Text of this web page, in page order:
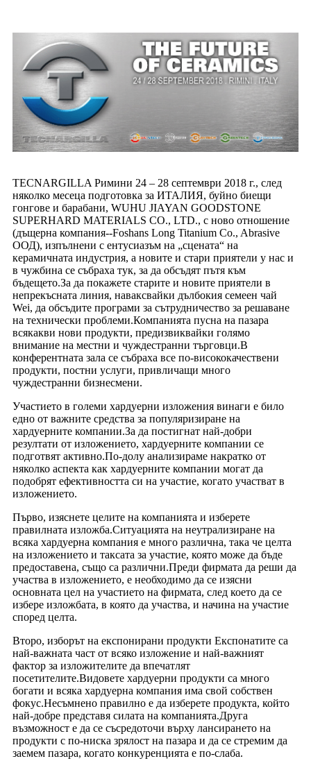
TECNARGILLA Римини 24 – 28 септември 2018 г., след
няколко месеца подготовка за ИТАЛИЯ, буйно биещи
гонгове и барабани, WUHU JIAYAN GOODSTONE
SUPERHARD MATERIALS CO., LTD., с ново отношение
(дъщерна компания--Foshans Long Titanium Co., Abrasive
ООД), изпълнени с ентусиазъм на „сцената“ на
керамичната индустрия, а новите и стари приятели у нас и
в чужбина се събраха тук, за да обсъдят пътя към
бъдещето.За да покажете старите и новите приятели в
непрекъсната линия, наваксвайки дълбокия семеен чай
Wei, да обсъдите програми за сътрудничество за решаване
на технически проблеми.Компанията пусна на пазара
всякакви нови продукти, предизвиквайки голямо
внимание на местни и чуждестранни търговци.В
конферентната зала се събраха все по-висококачествени
продукти, постни услуги, привличащи много
чуждестранни бизнесмени.
Участието в големи хардуерни изложения винаги е било
едно от важните средства за популяризиране на
хардуерните компании.За да постигнат най-добри
резултати от изложението, хардуерните компании се
подготвят активно.По-долу анализираме накратко от
няколко аспекта как хардуерните компании могат да
подобрят ефективността си на участие, когато участват в
изложението.
Първо, изяснете целите на компанията и изберете
правилната изложба.Ситуацията на неутрализиране на
всяка хардуерна компания е много различна, така че целта
на изложението и таксата за участие, която може да бъде
предоставена, също са различни.Преди фирмата да реши да
участва в изложението, е необходимо да се изясни
основната цел на участието на фирмата, след което да се
избере изложбата, в която да участва, и начина на участие
според целта.
Второ, изборът на експонирани продукти Експонатите са
най-важната част от всяко изложение и най-важният
фактор за изложителите да впечатлят
посетителите.Видовете хардуерни продукти са много
богати и всяка хардуерна компания има свой собствен
фокус.Несъмнено правилно е да изберете продукта, който
най-добре представя силата на компанията.Друга
възможност е да се съсредоточи върху лансирането на
продукти с по-ниска зрялост на пазара и да се стремим да
заемем пазара, когато конкуренцията е по-слаба.